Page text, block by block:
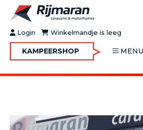
Login Winkelmandje is leeg
KAMPEERSHOP MENU